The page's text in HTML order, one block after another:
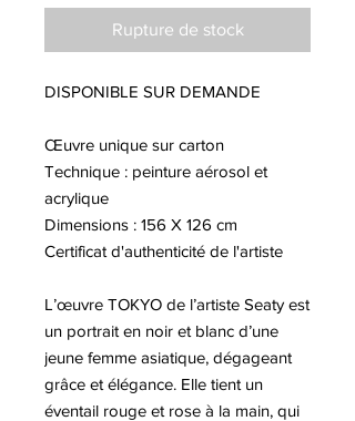
Rupture de stock
DISPONIBLE SUR DEMANDE
Œuvre unique sur carton
Technique : peinture aérosol et
acrylique
Dimensions : 156 X 126 cm
Certificat d'authenticité de l'artiste
L’œuvre TOKYO de l’artiste Seaty est
un portrait en noir et blanc d’une
jeune femme asiatique, dégageant
grâce et élégance. Elle tient un
éventail rouge et rose à la main, qui